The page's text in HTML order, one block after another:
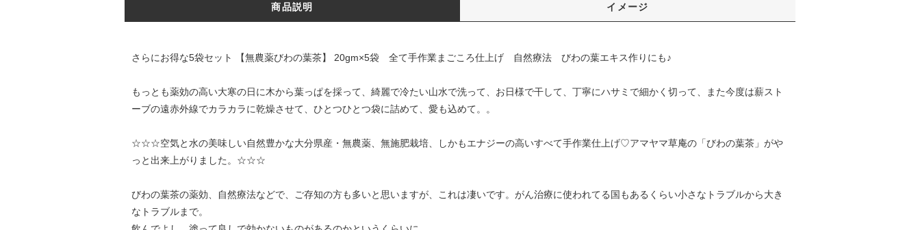
商品説明 イメージ
さらにお得な5袋セット 【無農薬びわの葉茶】 20gm×5袋 全て手作業まごころ仕上げ 自然療法 びわの葉エキス作りにも♪
もっとも薬効の高い大寒の日に木から葉っぱを採って、綺麗で冷たい山水で洗って、お日様で干して、丁寧にハサミで細かく切って、また今度は薪スト
ーブの遠赤外線でカラカラに乾燥させて、ひとつひとつ袋に詰めて、愛も込めて。。
☆☆☆空気と水の美味しい自然豊かな大分県産・無農薬、無施肥栽培、しかもエナジーの高いすべて手作業仕上げ♡アマヤマ草庵の「びわの葉茶」がや
っと出来上がりました。☆☆☆
びわの葉茶の薬効、自然療法などで、ご存知の方も多いと思いますが、これは凄いです。がん治療に使われてる国もあるくらい小さなトラブルから大き
なトラブルまで。